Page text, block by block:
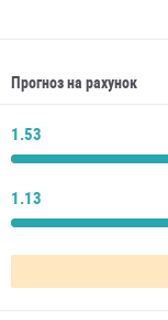
Прогноз на рахунок
1.53
1.13